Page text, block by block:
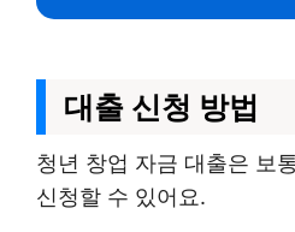
대출 신청 방법
청년 창업 자금 대출은 보
신청할 수 있어요.